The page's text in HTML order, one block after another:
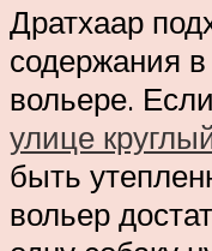
Дратхаар
содержания в
вольере.
улице
быть
вольер